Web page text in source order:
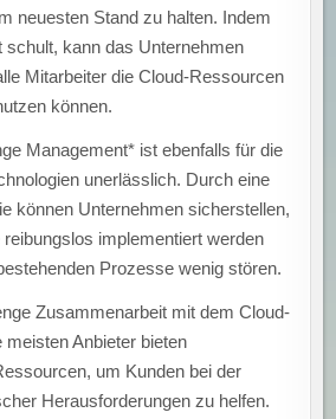
neuesten Stand zu halten. Indem
schult, kann das Unternehmen
Mitarbeiter die Cloud-Ressourcen
können.
Management* ist ebenfalls für die
unerlässlich. Durch eine
können Unternehmen sicherstellen,
implementiert werden
Prozesse wenig stören.
Zusammenarbeit mit dem Cloud-
Anbieter bieten
um Kunden bei der
Herausforderungen zu helfen.